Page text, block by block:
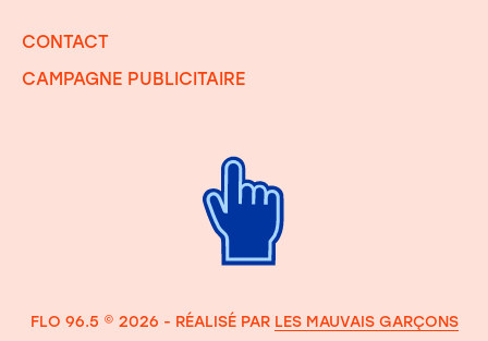
CONTACT
CAMPAGNE PUBLICITAIRE
FLO 96.5 © 2026 - RÉALISÉ PAR LES MAUVAIS GARÇONS